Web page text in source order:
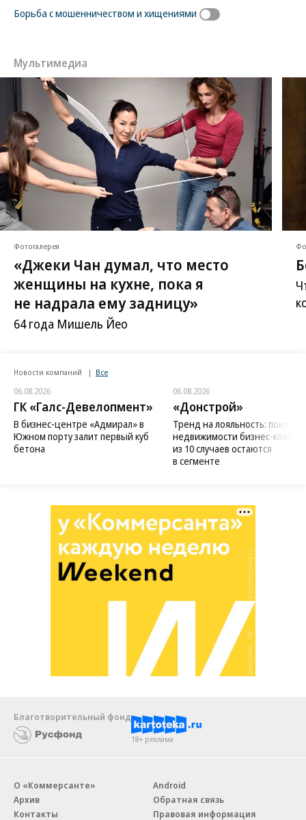
Борьба с мошенничеством и хищениями
Мультимедиа
Фотогалерея
«Джеки Чан думал, что место
женщины на кухне, пока я
не надрала ему задницу»
64 года Мишель Йео
Новости компаний Все
06.08.2026
ГК «Галс-Девелопмент»
В бизнес-центре «Адмирал» в
Южном порту залит первый куб
бетона
06.08.2026
«Донстрой»
Тренд на лояльность:
недвижимости бизнес-класса
из 10 случаев остаются
в сегменте
Благотворительный фонд
18+ реклама
О «Коммерсанте»
Архив
Контакты
Android
Обратная связь
Правовая информация